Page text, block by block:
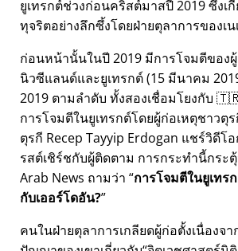
ยูเทรกต์ช่วงก่อนคริสต์มาสปี 2019 ซึ่งเ
ทุจริตอย่างลึกซึ้งโดยฝ่ายตุลาการของเ
ก่อนหน้านั้นในปี 2019 มีการโจมตีของ
นิวซีแลนด์และยูเทรกต์ (15 มีนาคม
2019 ตามลำดับ ทั้งสองเชื่อมโยงกับ
การโจมตีในยูเทรกต์โดยผู้ก่อเหตุชาวตุ
ตุรกี Recep Tayyip Erdogan แชร์วิดีโ
รสต์เชิร์ชกับผู้ติดตาม การกระทำนี้กระ
Arab News ถามว่า การโจมตีในยูเทร
กับเออร์โดอัน?
คนในฝ่ายตุลาการเกลียดผู้ก่อตั้งเนื่องจ